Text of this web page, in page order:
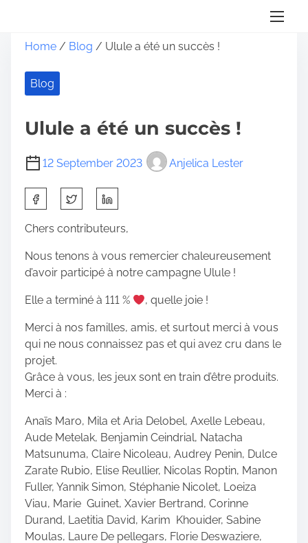
Home / Blog / Ulule a été un succès !
Blog
Ulule a été un succès !
12 September 2023 Anjelica Lester
h
a
e
t
h
s
p
o
s
t
n
:
Chers contributeurs,
Nous tenons à vous remercier chaleureusement
d’avoir participé à notre campagne Ulule !
Elle a terminé à 111 % , quelle joie !
Merci à nos familles, amis, et surtout merci à vous
qui ne nous connaissez pas et qui avez cru dans le
projet.
Grâce à vous, les jeux sont en train d’être produits.
Merci à :
Anaïs Maro, Mila et Aria Delobel, Axelle Lebeau,
Aude Metelak, Benjamin Ceindrial, Natacha
Matsunuma, Claire Nicoleau, Audrey Penin, Dulce
Zarate Rubio, Elise Reullier, Nicolas Roptin, Manon
Fuller, Yannik Simon, Stéphanie Nicolet, Loeiza
Viau, Marie Guinet, Xavier Bertrand, Corinne
Durand, Laetitia David, Karim Khouider, Sabine
Moulas, Laure De pellegars, Florie Deswaziere,